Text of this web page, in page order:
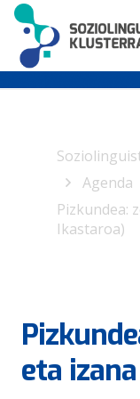
Agenda
Pizkundea:
Ikastaroa)
eta